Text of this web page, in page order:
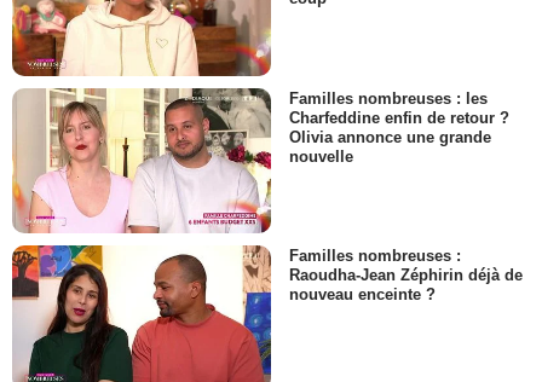
Familles nombreuses : les
Charfeddine enfin de retour ?
Olivia annonce une grande
nouvelle
Familles nombreuses :
Raoudha-Jean Zéphirin déjà de
nouveau enceinte ?